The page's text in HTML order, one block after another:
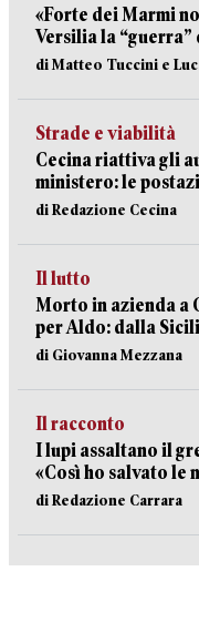
«Forte dei Marmi
Versilia la
di Matteo Tuccini e
Strade e viabilità
Cecina riattiva gli
ministero: le
di Redazione Cecina
Il lutto
Morto in azienda a
per Aldo: dalla
di Giovanna Mezzana
Il racconto
I lupi assaltano il
«Così ho salvato le
di Redazione Carrara